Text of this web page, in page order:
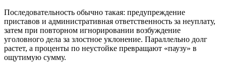
Последовательность обычно такая: предупреждение
приставов и административная ответственность за неуплату,
затем при повторном игнорировании возбуждение
уголовного дела за злостное уклонение. Параллельно долг
растет, а проценты по неустойке превращают «паузу» в
ощутимую сумму.